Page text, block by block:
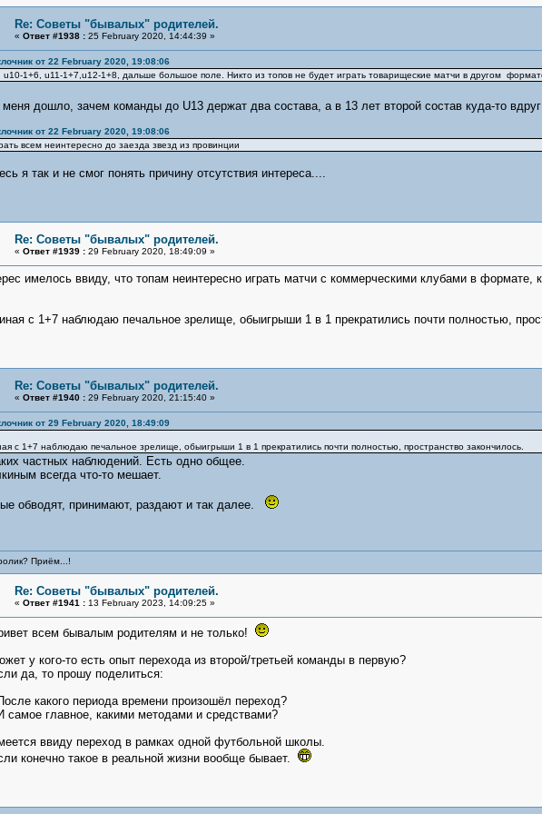
Re: Советы "бывалых" родителей.
« Ответ #1938 :25 February 2020, 14:44:39 »
от 22 February 2020, 19:08:06
u10-1+6, u11-1+7,u12-1+8, дальше большое поле. Никто из топов не будет играть товарищеские матчи в другом
меня дошло, зачем команды до U13 держат два состава, а в 13 лет второй состав куда-то
от 22 February 2020, 19:08:06
всем неинтересно до заезда звезд из провинции
я так и не смог понять причину отсутствия интереса....
Re: Советы "бывалых" родителей.
« Ответ #1939 :29 February 2020, 18:49:09 »
имелось ввиду, что топам неинтересно играть матчи с коммерческими клубами в формате,
с 1+7 наблюдаю печальное зрелище, обыигрыши 1 в 1 прекратились почти полностью,
Re: Советы "бывалых" родителей.
« Ответ #1940 :29 February 2020, 21:15:40 »
от 29 February 2020, 18:49:09
с 1+7 наблюдаю печальное зрелище, обыигрыши 1 в 1 прекратились почти полностью, пространство закончилось.
частных наблюдений. Есть одно общее.
всегда что-то мешает.
обводят, принимают, раздают и так далее.
Приём...!
Re: Советы "бывалых" родителей.
« Ответ #1941 :13 February 2023, 14:09:25 »
всем бывалым родителям и не только!
у кого-то есть опыт перехода из второй/третьей команды в первую?
да, то прошу поделиться:
какого периода времени произошёл переход?
самое главное, какими методами и средствами?
ввиду переход в рамках одной футбольной школы.
конечно такое в реальной жизни вообще бывает.